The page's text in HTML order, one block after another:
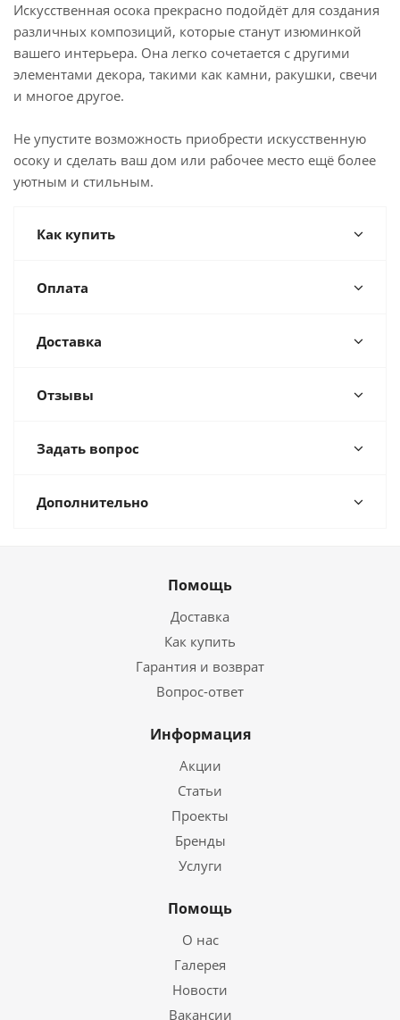
Искусственная осока прекрасно подойдёт для создания
различных композиций, которые станут изюминкой
вашего интерьера. Она легко сочетается с другими
элементами декора, такими как камни, ракушки, свечи
и многое другое.
Не упустите возможность приобрести искусственную
осоку и сделать ваш дом или рабочее место ещё более
уютным и стильным.
Как купить
Оплата
Доставка
Отзывы
Задать вопрос
Дополнительно
Помощь
Доставка
Как купить
Гарантия и возврат
Вопрос-ответ
Информация
Акции
Статьи
Проекты
Бренды
Услуги
Помощь
О нас
Галерея
Новости
Вакансии